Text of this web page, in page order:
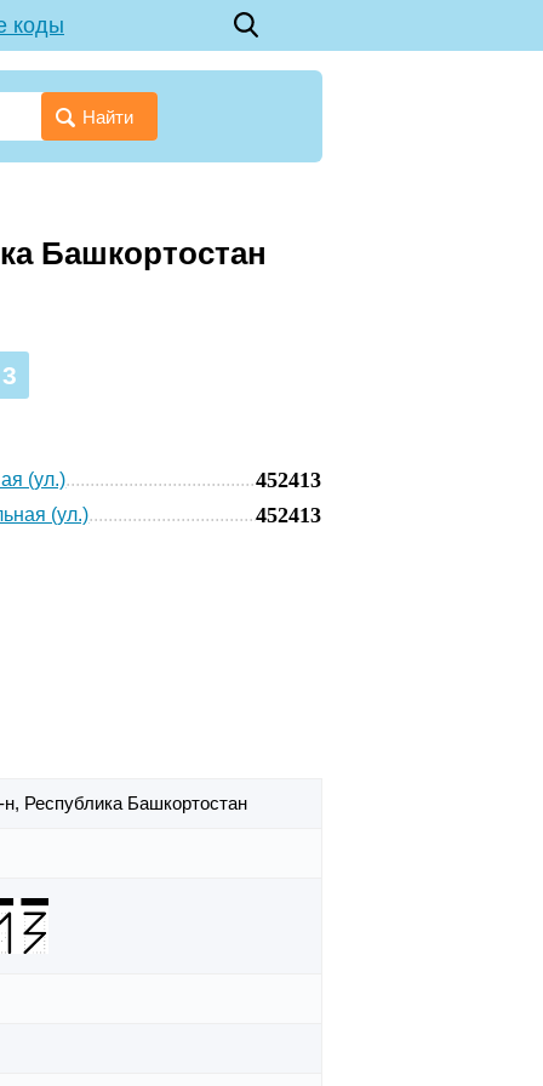
коды
Найти
Башкортостан
(ул.) 452413
(ул.) 452413
н, Республика Башкортостан